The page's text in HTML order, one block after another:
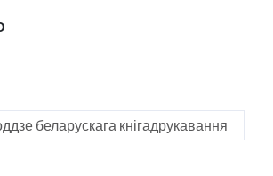
беларускага кнігадрукавання